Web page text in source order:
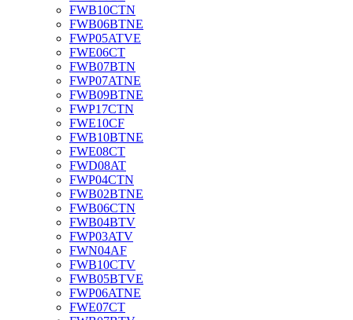
FWB10CTN
FWB06BTNE
FWP05ATVE
FWE06CT
FWB07BTN
FWP07ATNE
FWB09BTNE
FWP17CTN
FWE10CF
FWB10BTNE
FWE08CT
FWD08AT
FWP04CTN
FWB02BTNE
FWB06CTN
FWB04BTV
FWP03ATV
FWN04AF
FWB10CTV
FWB05BTVE
FWP06ATNE
FWE07CT